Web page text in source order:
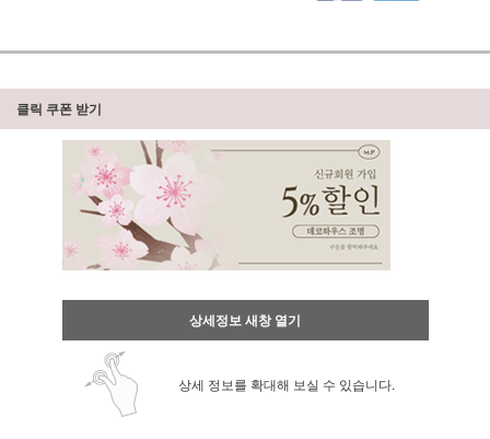
클릭 쿠폰 받기
상세정보 새창 열기
상세 정보를 확대해 보실 수 있습니다.